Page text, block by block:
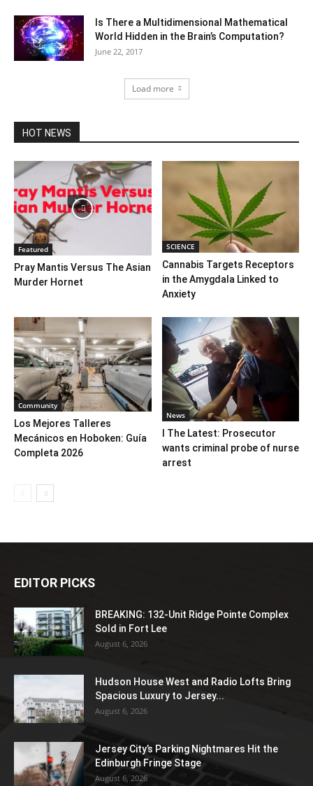
Is There a Multidimensional Mathematical
World Hidden in the Brain’s Computation?
June 22, 2017
Load more
HOT NEWS
Featured
Pray Mantis Versus The Asian
Murder Hornet
SCIENCE
Cannabis Targets Receptors
in the Amygdala Linked to
Anxiety
Community
Los Mejores Talleres
Mecánicos en Hoboken: Guía
Completa 2026
News
l The Latest: Prosecutor
wants criminal probe of nurse
arrest
EDITOR PICKS
BREAKING: 132-Unit Ridge Pointe Complex
Sold in Fort Lee
August 6, 2026
Hudson House West and Radio Lofts Bring
Spacious Luxury to Jersey...
August 6, 2026
Jersey City’s Parking Nightmares Hit the
Edinburgh Fringe Stage
August 6, 2026